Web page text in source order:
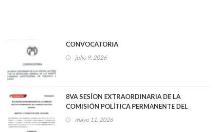
CONVOCATORIA
julio 9, 2026
8VA SESÍON EXTRAORDINARIA DE LA
COMISIÓN POLÍTICA PERMANENTE DEL
CONSEJO POLÍTICO ESTATAL
mayo 11, 2026